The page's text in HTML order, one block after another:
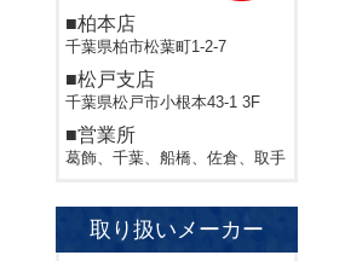
■柏本店
千葉県柏市松葉町1-2-7
■松戸支店
千葉県松戸市小根本43-1 3F
■営業所
葛飾、千葉、船橋、佐倉、取手
取り扱いメーカー